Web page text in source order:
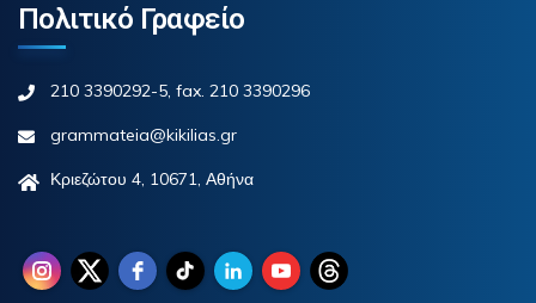
Πολιτικό Γραφείο
210 3390292-5, fax. 210 3390296
grammateia@kikilias.gr
Κριεζώτου 4, 10671, Αθήνα